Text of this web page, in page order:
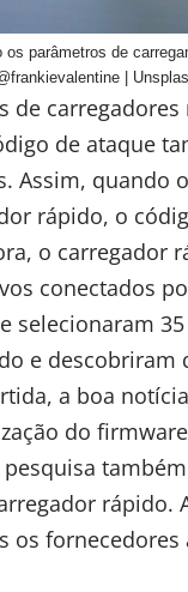
parâmetros de
|
de
de ataque
Assim, quando
rápido, o
o carregador
conectados
selecionaram
e descobriram
a boa
do
rápido.
fornecedores